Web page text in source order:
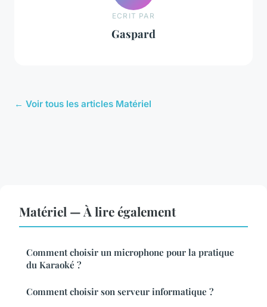
ECRIT PAR
Gaspard
← Voir tous les articles Matériel
Matériel — À lire également
Comment choisir un microphone pour la pratique
du Karaoké ?
Comment choisir son serveur informatique ?